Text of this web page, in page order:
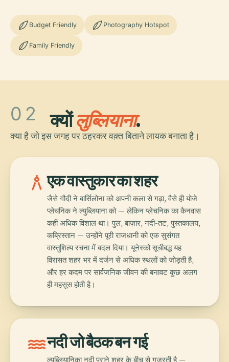
Budget Friendly Photography Hotspot
Family Friendly
02 क्योंलुब्लियाना.
क्या है जो इस जगह पर ठहरकर वक़्त बिताने लायक बनाता है।
architectureएक वास्तुकार का शहर
जैसे गौदी ने बार्सिलोना को अपनी कला से गढ़ा, वैसे ही योजे
प्लेचनिक ने ल्युब्लियाना को — लेकिन प्लेचनिक का कैनवास
कहीं अधिक विशाल था। पुल, बाज़ार, नदी-तट, पुस्तकालय,
कब्रिस्तान — उन्होंने पूरी राजधानी को एक सुसंगत
वास्तुशिल्प रचना में बदल दिया। यूनेस्को सूचीबद्ध यह
विरासत शहर भर में दर्जन से अधिक स्थलों को जोड़ती है,
और हर कदम पर सार्वजनिक जीवन की बनावट कुछ अलग
ही महसूस होती है।
waterनदी जो बैठक बन गई
ल्युब्लियानिका नदी पुराने शहर के बीच से गुज़रती है —